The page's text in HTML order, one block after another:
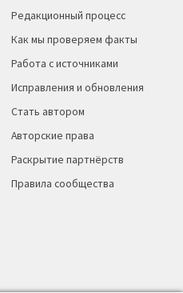
Редакционный процесс
Как мы проверяем факты
Работа с источниками
Исправления и обновления
Стать автором
Авторские права
Раскрытие партнёрств
Правила сообщества